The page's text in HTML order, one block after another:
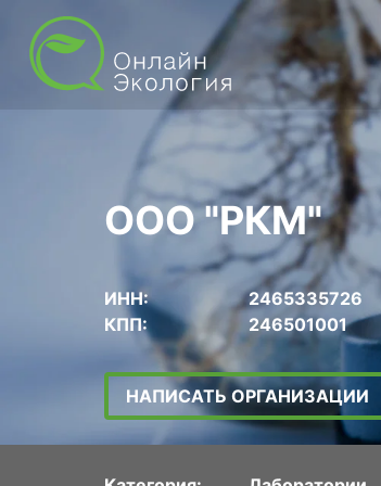
ООО "РКМ"
ИНН:
2465335726
КПП:
246501001
НАПИСАТЬ ОРГАНИЗАЦИИ